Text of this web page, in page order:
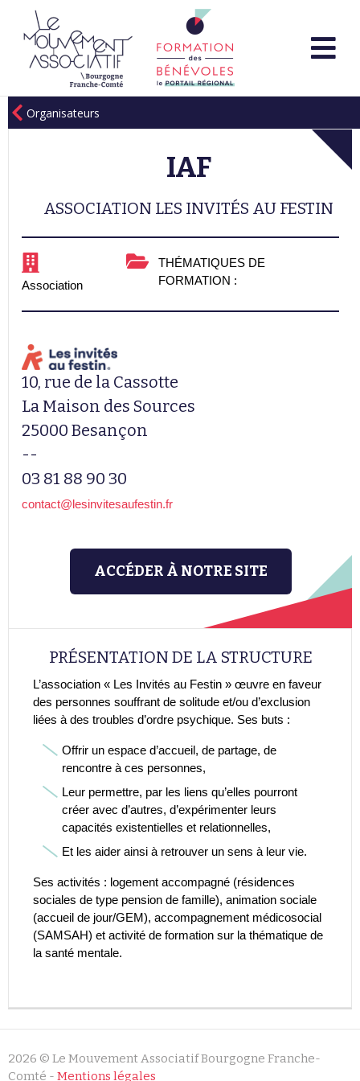
Organisateurs
IAF
ASSOCIATION LES INVITÉS AU FESTIN
Association
THÉMATIQUES DE
FORMATION :
10, rue de la Cassotte
La Maison des Sources
25000 Besançon
--
03 81 88 90 30
contact@lesinvitesaufestin.fr
ACCÉDER À NOTRE SITE
+
−
PRÉSENTATION DE LA STRUCTURE
L’association « Les Invités au Festin » œuvre en faveur
des personnes souffrant de solitude et/ou d’exclusion
liées à des troubles d’ordre psychique. Ses buts :
Offrir un espace d’accueil, de partage, de
rencontre à ces personnes,
Leur permettre, par les liens qu’elles pourront
créer avec d’autres, d’expérimenter leurs
capacités existentielles et relationnelles,
Et les aider ainsi à retrouver un sens à leur vie.
Ses activités : logement accompagné (résidences
sociales de type pension de famille), animation sociale
(accueil de jour/GEM), accompagnement médicosocial
(SAMSAH) et activité de formation sur la thématique de
la santé mentale.
2026 © Le Mouvement Associatif Bourgogne Franche-
Comté - Mentions légales